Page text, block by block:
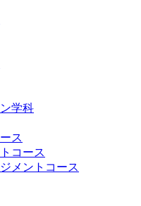
学科
ス
コース
メントコース